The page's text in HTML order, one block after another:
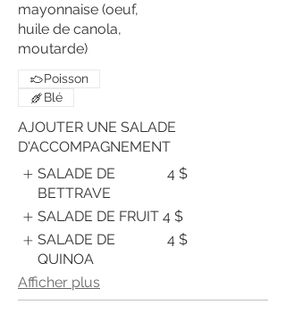
mayonnaise (oeuf,
huile de canola,
moutarde)
Poisson
Blé
AJOUTER UNE SALADE
D'ACCOMPAGNEMENT
SALADE DE
BETTRAVE
4 $
SALADE DE FRUIT 4 $
SALADE DE
QUINOA
4 $
Afficher plus